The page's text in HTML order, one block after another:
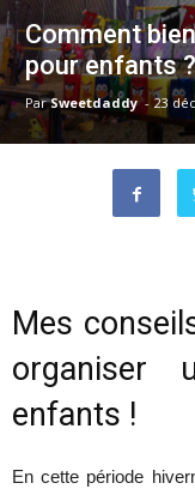
Comment
pour enfants
ParSweetdaddy - 23
Mes
organiser
enfants !
En cette période